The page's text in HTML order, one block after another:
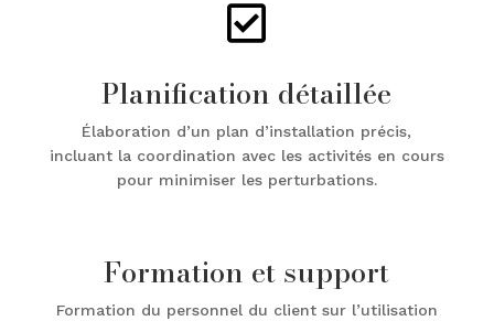

Planification détaillée
Élaboration d’un plan d’installation précis,
incluant la coordination avec les activités en cours
pour minimiser les perturbations.
Formation et support
Formation du personnel du client sur l’utilisation